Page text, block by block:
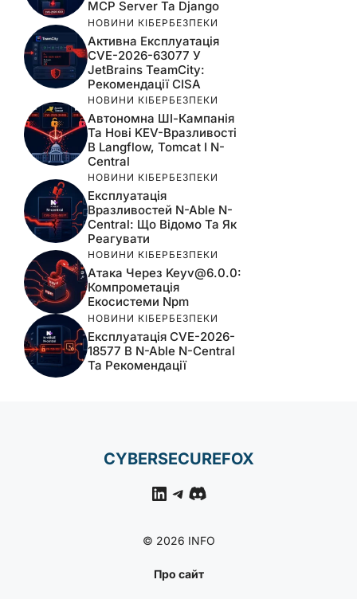
MCP Server Та Django
НОВИНИ КІБЕРБЕЗПЕКИ
Активна Експлуатація
CVE-2026-63077 У
JetBrains TeamCity:
Рекомендації CISA
НОВИНИ КІБЕРБЕЗПЕКИ
Автономна ШІ-Кампанія
Та Нові KEV-Вразливості
В Langflow, Tomcat І N-
Central
НОВИНИ КІБЕРБЕЗПЕКИ
Експлуатація
Вразливостей N-Able N-
Central: Що Відомо Та Як
Реагувати
НОВИНИ КІБЕРБЕЗПЕКИ
Атака Через Keyv@6.0.0:
Компрометація
Екосистеми Npm
НОВИНИ КІБЕРБЕЗПЕКИ
Експлуатація CVE-2026-
18577 В N-Able N-Central
Та Рекомендації
CYBERSECUREFOX
LinkedIn
Telegram
Discord
© 2026 INFO
Про сайт